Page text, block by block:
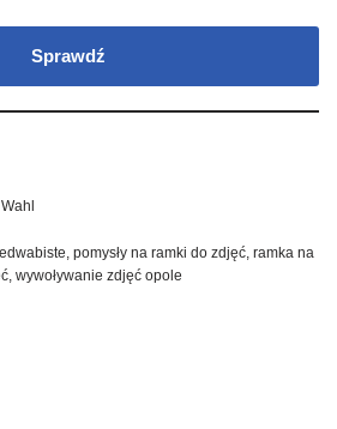
Sprawdź
Wahl
, pomysły na ramki do zdjęć, ramka na
, wywoływanie zdjęć opole